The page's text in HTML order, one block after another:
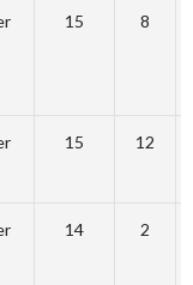
15 8
15 12
14 2